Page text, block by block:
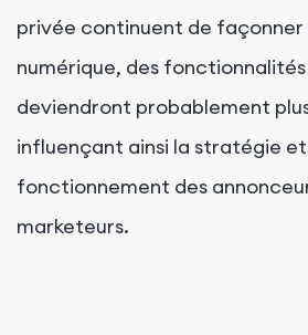
privée continuent de façonner
numérique, des
deviendront probablement
influençant ainsi la stratégie
fonctionnement des
marketeurs.